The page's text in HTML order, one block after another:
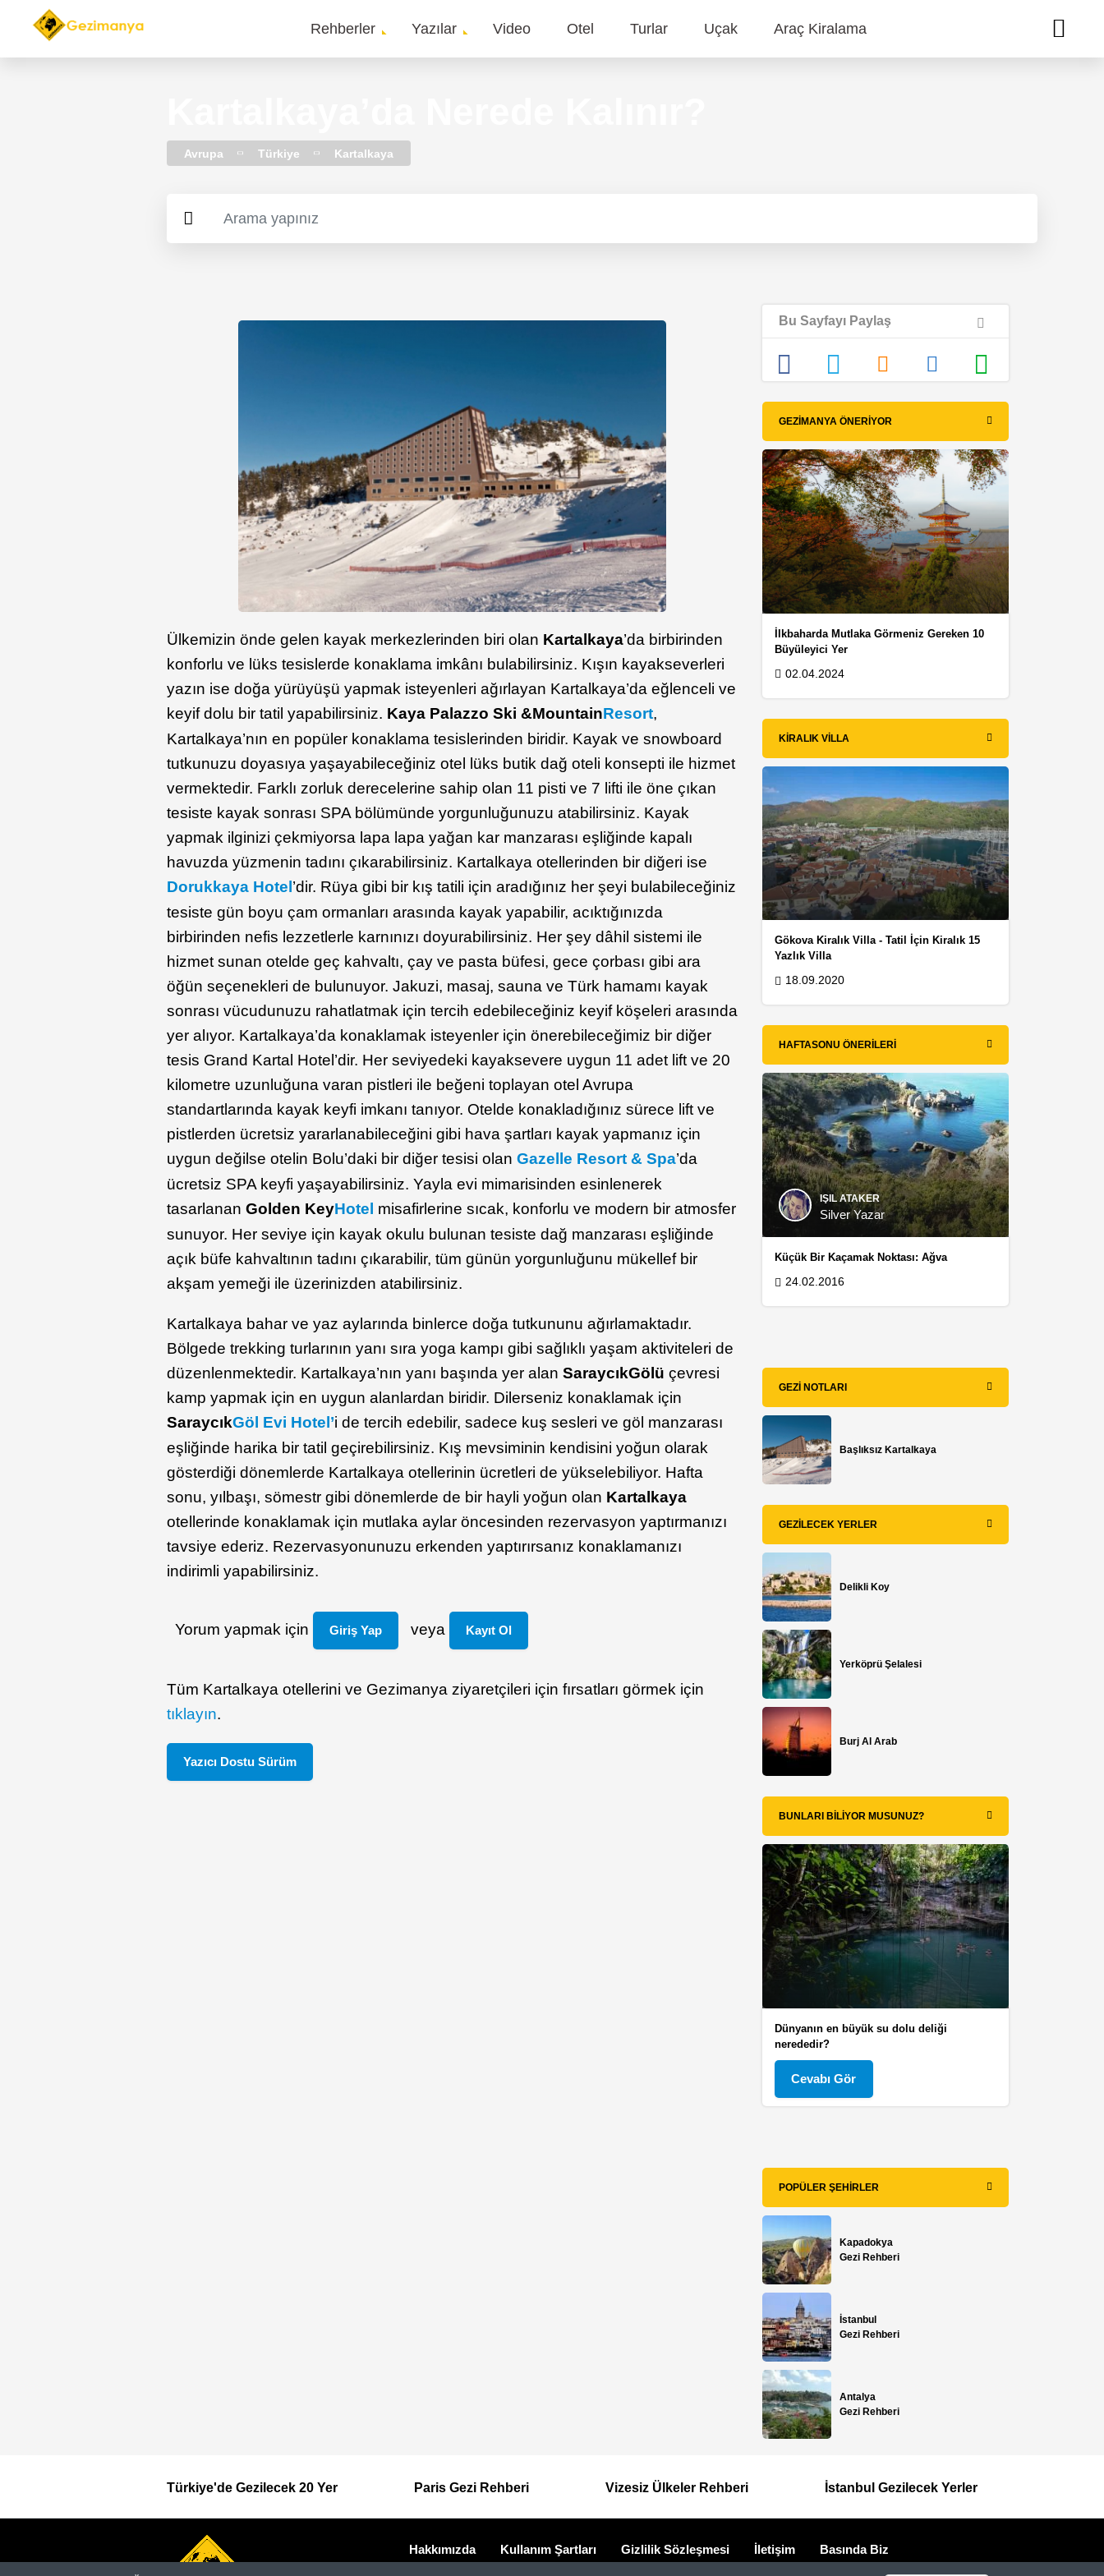
Main
Rehberler Yazılar Video Otel Turlar Uçak Araç Kiralama
Avrupa Türkiye Kartalkaya
Ülkemizin önde gelen kayak merkezlerinden biri olan Kartalkaya’da birbirinden
konforlu ve lüks tesislerde konaklama imkânı bulabilirsiniz. Kışın kayakseverleri
yazın ise doğa yürüyüşü yapmak isteyenleri ağırlayan Kartalkaya’da eğlenceli ve
keyif dolu bir tatil yapabilirsiniz. Kaya Palazzo Ski &MountainResort,
Kartalkaya’nın en popüler konaklama tesislerinden biridir. Kayak ve snowboard
tutkunuzu doyasıya yaşayabileceğiniz otel lüks butik dağ oteli konsepti ile hizmet
vermektedir. Farklı zorluk derecelerine sahip olan 11 pisti ve 7 lifti ile öne çıkan
tesiste kayak sonrası SPA bölümünde yorgunluğunuzu atabilirsiniz. Kayak
yapmak ilginizi çekmiyorsa lapa lapa yağan kar manzarası eşliğinde kapalı
havuzda yüzmenin tadını çıkarabilirsiniz. Kartalkaya otellerinden bir diğeri ise
Dorukkaya Hotel ’dir. Rüya gibi bir kış tatili için aradığınız her şeyi bulabileceğiniz
tesiste gün boyu çam ormanları arasında kayak yapabilir, acıktığınızda
birbirinden nefis lezzetlerle karnınızı doyurabilirsiniz. Her şey dâhil sistemi ile
hizmet sunan otelde geç kahvaltı, çay ve pasta büfesi, gece çorbası gibi ara
öğün seçenekleri de bulunuyor. Jakuzi, masaj, sauna ve Türk hamamı kayak
sonrası vücudunuzu rahatlatmak için tercih edebileceğiniz keyif köşeleri arasında
yer alıyor. Kartalkaya’da konaklamak isteyenler için önerebileceğimiz bir diğer
tesis Grand Kartal Hotel’dir. Her seviyedeki kayaksevere uygun 11 adet lift ve 20
kilometre uzunluğuna varan pistleri ile beğeni toplayan otel Avrupa
standartlarında kayak keyfi imkanı tanıyor. Otelde konakladığınız sürece lift ve
pistlerden ücretsiz yararlanabileceğini gibi hava şartları kayak yapmanız için
uygun değilse otelin Bolu’daki bir diğer tesisi olanGazelle Resort & Spa’da
ücretsiz SPA keyfi yaşayabilirsiniz. Yayla evi mimarisinden esinlenerek
tasarlananGolden KeyHotel misafirlerine sıcak, konforlu ve modern bir atmosfer
sunuyor. Her seviye için kayak okulu bulunan tesiste dağ manzarası eşliğinde
açık büfe kahvaltının tadını çıkarabilir, tüm günün yorgunluğunu mükellef bir
akşam yemeği ile üzerinizden atabilirsiniz.
Kartalkaya bahar ve yaz aylarında binlerce doğa tutkununu ağırlamaktadır.
Bölgede trekking turlarının yanı sıra yoga kampı gibi sağlıklı yaşam aktiviteleri de
düzenlenmektedir. Kartalkaya’nın yanı başında yer alanSaraycıkGölü çevresi
kamp yapmak için en uygun alanlardan biridir. Dilerseniz konaklamak için
SaraycıkGöl Evi Hotel’i de tercih edebilir, sadece kuş sesleri ve göl manzarası
eşliğinde harika bir tatil geçirebilirsiniz. Kış mevsiminin kendisini yoğun olarak
gösterdiği dönemlerde Kartalkaya otellerinin ücretleri de yükselebiliyor. Hafta
sonu, yılbaşı, sömestr gibi dönemlerde de bir hayli yoğun olan Kartalkaya
otellerinde konaklamak için mutlaka aylar öncesinden rezervasyon yaptırmanızı
tavsiye ederiz. Rezervasyonunuzu erkenden yaptırırsanız konaklamanızı
indirimli yapabilirsiniz.
Yorum yapmak için Giriş Yap veya Kayıt Ol
Tüm Kartalkaya otellerini ve Gezimanya ziyaretçileri için fırsatları görmek için
tıklayın.
Yazıcı Dostu Sürüm
Bu Sayfayı Paylaş
GEZIMANYA ÖNERIYOR
İlkbaharda Mutlaka Görmeniz Gereken 10
Büyüleyici Yer
02.04.2024
KIRALIK VILLA
Gökova Kiralık Villa - Tatil İçin Kiralık 15
Yazlık Villa
18.09.2020
HAFTASONU ÖNERILERI
IŞIL ATAKER
Silver Yazar
Küçük Bir Kaçamak Noktası: Ağva
24.02.2016
GEZI NOTLARI
Başlıksız Kartalkaya
GEZILECEK YERLER
Delikli Koy
Yerköprü Şelalesi
Burj Al Arab
BUNLARI BILIYOR MUSUNUZ?
Dünyanın en büyük su dolu deliği
nerededir?
Cevabı Gör
POPÜLER ŞEHIRLER
Kapadokya
Gezi Rehberi
İstanbul
Gezi Rehberi
Antalya
Gezi Rehberi
Footer
Top
Türkiye'de Gezilecek 20 Yer Paris Gezi Rehberi Vizesiz Ülkeler Rehberi İstanbul Gezilecek Yerler
Hakkımızda Kullanım Şartları Gizlilik Sözleşmesi İletişim Basında Biz